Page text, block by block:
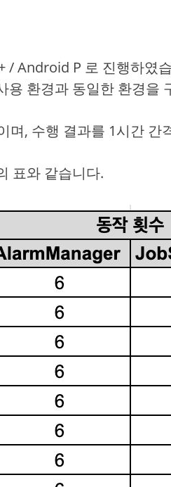
/ Android P 로 진행하였
용 환경과 동일한 환경을
며, 수행 결과를 1시간 간
표와 같습니다.